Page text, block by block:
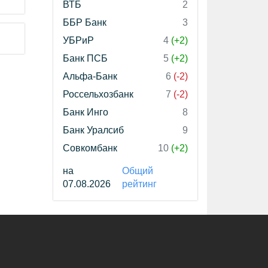
ВТБ
2
ББР Банк
3
УБРиР
4 (+2)
Банк ПСБ
5 (+2)
Альфа-Банк
6 (-2)
Россельхозбанк
7 (-2)
Банк Инго
8
Банк Уралсиб
9
Совкомбанк
10 (+2)
на
07.08.2026
Общий
рейтинг